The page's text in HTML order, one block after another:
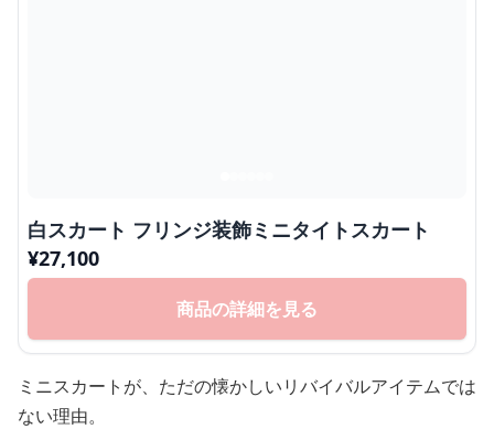
白スカート フリンジ装飾ミニタイトスカート
¥27,100
商品の詳細を見る
ミニスカートが、ただの懐かしいリバイバルアイテムでは
ない理由。